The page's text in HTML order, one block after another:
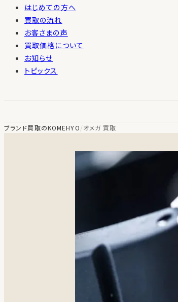
はじめての方へ
買取の流れ
お客さまの声
買取価格について
お知らせ
トピックス
ブランド買取のKOMEHYO/オメガ 買取